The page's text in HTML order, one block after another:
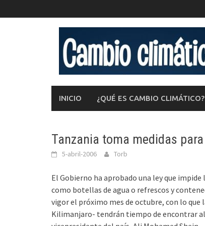
al
INICIO ¿QUÉ ES CAMBIO CLIMÁTICO?
Tanzania toma medidas
5-abril-2006 Torb
El Gobierno ha aprobado una ley que
como botellas de agua o refrescos y
vigor el próximo mes de octubre, con lo
Kilimanjaro- tendrán tiempo de encontrar